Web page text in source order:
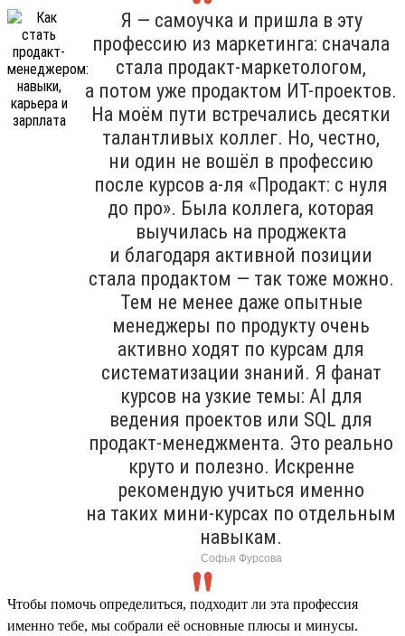
Я — самоучка и пришла в эту
профессию из маркетинга: сначала
стала продакт-маркетологом,
а потом уже продактом ИТ-проектов.
На моём пути встречались десятки
талантливых коллег. Но, честно,
ни один не вошёл в профессию
после курсов а-ля «Продакт: с нуля
до про». Была коллега, которая
выучилась на проджекта
и благодаря активной позиции
стала продактом — так тоже можно.
Тем не менее даже опытные
менеджеры по продукту очень
активно ходят по курсам для
систематизации знаний. Я фанат
курсов на узкие темы: AI для
ведения проектов или SQL для
продакт-менеджмента. Это реально
круто и полезно. Искренне
рекомендую учиться именно
на таких мини-курсах по отдельным
навыкам.
Софья Фурсова
Чтобы помочь определиться, подходит ли эта профессия
именно тебе, мы собрали её основные плюсы и минусы.